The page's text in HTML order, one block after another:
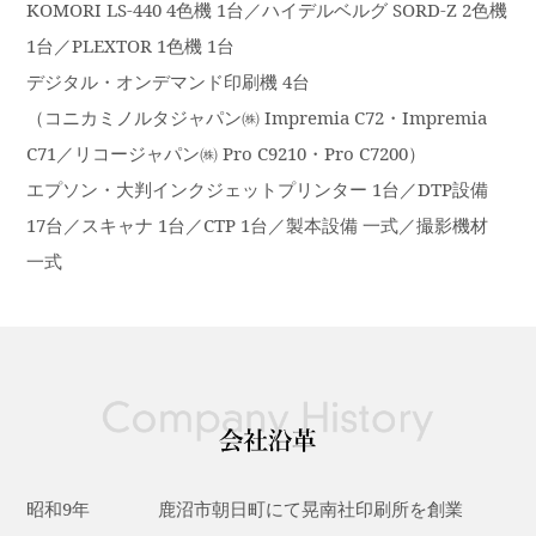
KOMORI LS-440 4色機 1台／ハイデルベルグ SORD-Z 2色機
1台／PLEXTOR 1色機 1台
デジタル・オンデマンド印刷機 4台
（コニカミノルタジャパン㈱ Impremia C72・Impremia
C71／リコージャパン㈱ Pro C9210・Pro C7200）
エプソン・大判インクジェットプリンター 1台／DTP設備
17台／スキャナ 1台／CTP 1台／製本設備 一式／撮影機材
一式
昭和9年
鹿沼市朝日町にて晃南社印刷所を創業